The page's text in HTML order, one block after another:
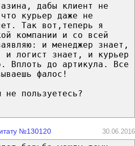
дабы клиент не
курьер даже не
Так вот,теперь я
компании и со всей
и менеджер знает,
и логист знает, и курьер
Вплоть до артикула. Все
фалос!
пользуетесь?
№130120 30.06.2016